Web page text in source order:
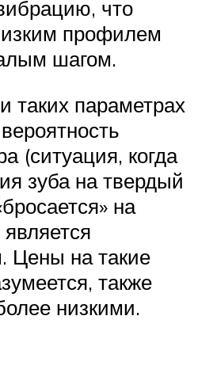
что
профилем
шагом.
таких параметрах
(ситуация, когда
зуба на твердый
на
Цены на такие
также
низкими.